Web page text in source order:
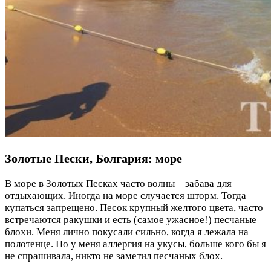
Золотые Пески, Болгария: море
В море в Золотых Песках часто волны – забава для
отдыхающих. Иногда на море случается шторм. Тогда
купаться запрещено. Песок крупный желтого цвета, часто
встречаются ракушки и есть (самое ужасное!) песчаные
блохи. Меня лично покусали сильно, когда я лежала на
полотенце. Но у меня аллергия на укусы, больше кого бы я
не спрашивала, никто не заметил песчаных блох.